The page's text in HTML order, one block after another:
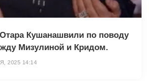
Кушанашвили по поводу
Мизулиной и Кридом.
2025 14:14